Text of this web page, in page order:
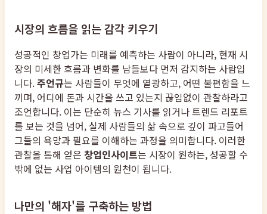
시장의 흐름을 읽는 감각 키우기
성공적인 창업가는 미래를 예측하는 사람이 아니라, 현재 시
장의 미세한 흐름과 변화를 남들보다 먼저 감지하는 사람입
니다.주언규는 사람들이 무엇에 열광하고, 어떤 불편함을 느
끼며, 어디에 돈과 시간을 쓰고 있는지 끊임없이 관찰하라고
조언합니다. 이는 단순히 뉴스 기사를 읽거나 트렌드 리포트
를 보는 것을 넘어, 실제 사람들의 삶 속으로 깊이 파고들어
그들의 욕망과 필요를 이해하는 과정을 의미합니다. 이러한
관찰을 통해 얻은 창업인사이트는 시장이 원하는, 성공할 수
밖에 없는 사업 아이템의 원천이 됩니다.
나만의 '해자'를 구축하는 방법